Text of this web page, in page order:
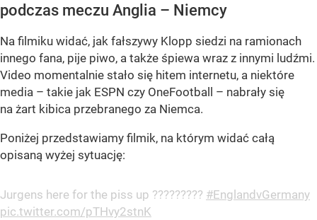
podczas meczu Anglia – Niemcy
Na filmiku widać, jak fałszywy Klopp siedzi na ramionach
innego fana, pije piwo, a także śpiewa wraz z innymi ludźmi.
Video momentalnie stało się hitem internetu, a niektóre
media – takie jak ESPN czy OneFootball – nabrały się
na żart kibica przebranego za Niemca.
Poniżej przedstawiamy filmik, na którym widać całą
opisaną wyżej sytuację:
Jurgens here for the piss up ????????? #EnglandvGermany
pic.twitter.com/pTHvy2stnK